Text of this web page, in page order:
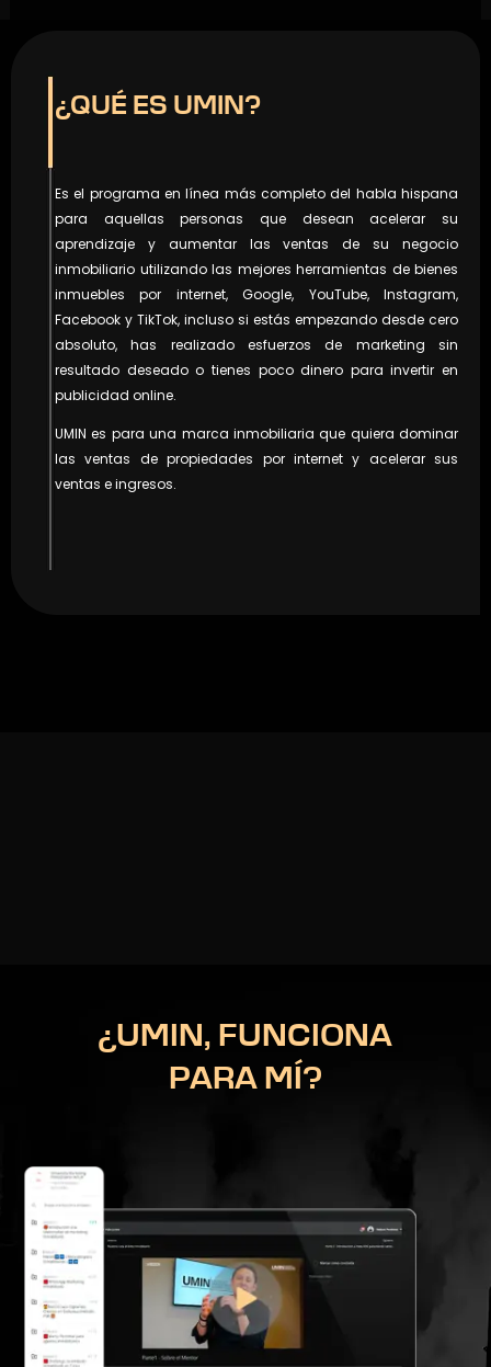
¿QUÉ ES UMIN?
Es el programa en línea más completo del habla hispana
para aquellas personas que desean acelerar su
aprendizaje y aumentar las ventas de su negocio
inmobiliario utilizando las mejores herramientas de bienes
inmuebles por internet, Google, YouTube, Instagram,
Facebook y TikTok, incluso si estás empezando desde cero
absoluto, has realizado esfuerzos de marketing sin
resultado deseado o tienes poco dinero para invertir en
publicidad online.
UMIN es para una marca inmobiliaria que quiera dominar
las ventas de propiedades por internet y acelerar sus
ventas e ingresos.
¿UMIN, FUNCIONA
PARA MÍ?